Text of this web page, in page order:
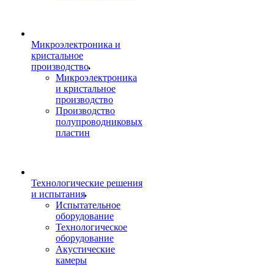
Микроэлектроника и
кристальное
производство
Микроэлектроника
и кристальное
производство
Производство
полупроводниковых
пластин
Технологические решения
и испытания
Испытательное
оборудование
Технологическое
оборудование
Акустические
камеры